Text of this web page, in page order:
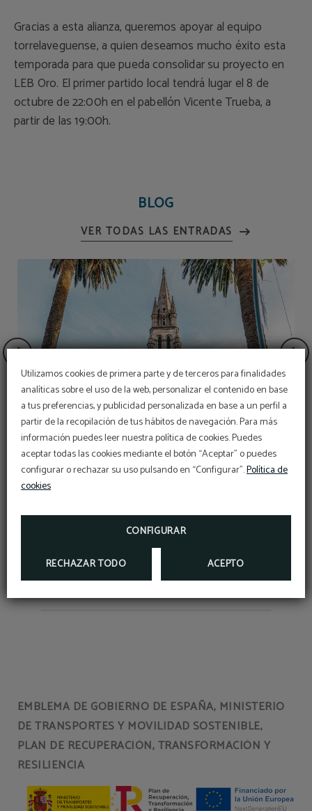
Utilizamos cookies de primera parte y de terceros para finalidades
analíticas sobre el uso de la web, personalizar el contenido en base
a tus preferencias, y publicidad personalizada en base a un perfil a
partir de la recopilación de tus hábitos de navegación. Para más
información puedes leer nuestra política de cookies. Puedes
aceptar todas las cookies mediante el botón “Aceptar” o puedes
configurar o rechazar su uso pulsando en “Configurar”.Política de
cookies
CONFIGURAR
RECHAZAR TODO ACEPTO
Gracias a esta alianza, queremos apoyar al equipo
torrelaveguense, a quien deseamos mucho éxito esta
temporada para que pueda consolidar su proyecto en
LEB Oro. El primer partido local tendrá lugar el 8 de
octubre de 22:00h en el pabellón Vicente Trueba, a
partir de las 19:00h.
BLOG
VER TODAS LAS ENTRADAS
La Patrona: así serán las fiestas
Torrelavega 2025
EMBLEMA DE GOBIERNO DE ESPAÑA, MINISTERIO
DE TRANSPORTES Y MOVILIDAD SOSTENIBLE,
PLAN DE RECUPERACIÓN, TRANSFORMACIÓN Y
RESILIENCIA
OFERTÓN
Descuento adicional con el código PROMOWEB